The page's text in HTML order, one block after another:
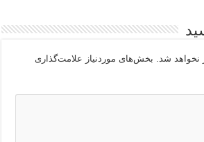
شد.
بخش‌های موردنیاز علامت‌گذاری